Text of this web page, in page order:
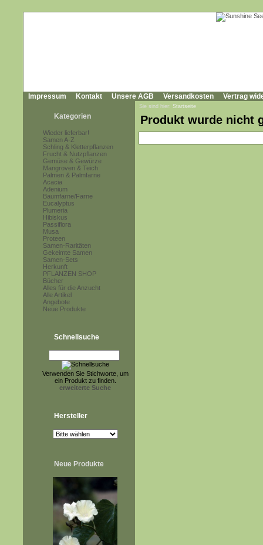
Impressum Kontakt Unsere AGB Versandkosten Vertrag
Kategorien
Wieder lieferbar!
Samen A-Z
Schling & Kletterpflanzen
Frucht & Nutzpflanzen
Gemüse & Gewürze
Mangroven & Teich
Palmen & Palmfarne
Acacia
Adenium
Baumfarne/Farne
Eucalyptus
Plumeria
Hibiskus
Passiflora
Musa
Proteen
Samen-Raritäten
Gekeimte Samen
Samen-Sets
Herkunft
PFLANZEN SHOP
Bücher
Alles für die Anzucht
Alle Artikel
Angebote
Neue Produkte
Schnellsuche
Verwenden Sie Stichworte, um
ein Produkt zu finden.
erweiterte Suche
Hersteller
Neue Produkte
Sie sind hier: Startseite
Produkt wurde nicht